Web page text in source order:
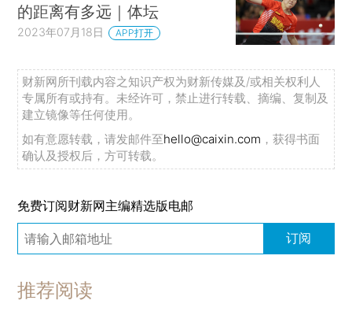
的距离有多远｜体坛
2023年07月18日 APP打开
财新网所刊载内容之知识产权为财新传媒及/或相关权利人
专属所有或持有。未经许可，禁止进行转载、摘编、复制及
建立镜像等任何使用。
如有意愿转载，请发邮件至hello@caixin.com ，获得书面
确认及授权后，方可转载。
免费订阅财新网主编精选版电邮
订阅
推荐阅读